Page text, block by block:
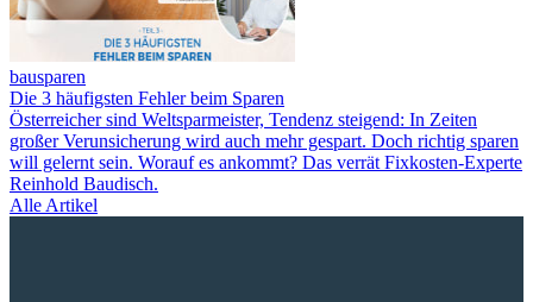
bausparen
Die 3 häufigsten Fehler beim Sparen
Österreicher sind Weltsparmeister, Tendenz steigend: In Zeiten
großer Verunsicherung wird auch mehr gespart. Doch richtig sparen
will gelernt sein. Worauf es ankommt? Das verrät Fixkosten-Experte
Reinhold Baudisch.
Alle Artikel